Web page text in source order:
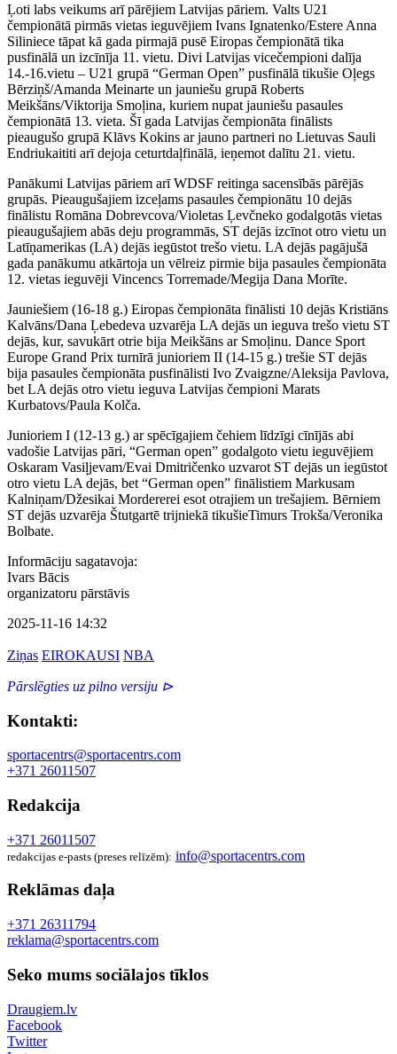
Ļoti labs veikums arī pārējiem Latvijas pāriem. Valts U21
čempionātā pirmās vietas ieguvējiem Ivans Ignatenko/Estere Anna
Siliniece tāpat kā gada pirmajā pusē Eiropas čempionātā tika
pusfinālā un izcīnīja 11. vietu. Divi Latvijas vicečempioni dalīja
14.-16.vietu – U21 grupā “German Open” pusfinālā tikušie Oļegs
Bērziņš/Amanda Meinarte un jauniešu grupā Roberts
Meikšāns/Viktorija Smoļina, kuriem nupat jauniešu pasaules
čempionātā 13. vieta. Šī gada Latvijas čempionāta finālists
pieaugušo grupā Klāvs Kokins ar jauno partneri no Lietuvas Sauli
Endriukaititi arī dejoja ceturtdaļfinālā, ieņemot dalītu 21. vietu.
Panākumi Latvijas pāriem arī WDSF reitinga sacensībās pārējās
grupās. Pieaugušajiem izceļams pasaules čempionātu 10 dejās
finālistu Romāna Dobrevcova/Violetas Ļevčneko godalgotās vietas
pieaugušajiem abās deju programmās, ST dejās izcīnot otro vietu un
Latīņamerikas (LA) dejās iegūstot trešo vietu. LA dejās pagājušā
gada panākumu atkārtoja un vēlreiz pirmie bija pasaules čempionāta
12. vietas ieguvēji Vincencs Torremade/Megija Dana Morīte.
Jauniešiem (16-18 g.) Eiropas čempionāta finālisti 10 dejās Kristiāns
Kalvāns/Dana Ļebedeva uzvarēja LA dejās un ieguva trešo vietu ST
dejās, kur, savukārt otrie bija Meikšāns ar Smoļinu. Dance Sport
Europe Grand Prix turnīrā junioriem II (14-15 g.) trešie ST dejās
bija pasaules čempionāta pusfinālisti Ivo Zvaigzne/Aleksija Pavlova,
bet LA dejās otro vietu ieguva Latvijas čempioni Marats
Kurbatovs/Paula Kolča.
Junioriem I (12-13 g.) ar spēcīgajiem čehiem līdzīgi cīnījās abi
vadošie Latvijas pāri, “German open” godalgoto vietu ieguvējiem
Oskaram Vasiļjevam/Evai Dmitričenko uzvarot ST dejās un iegūstot
otro vietu LA dejās, bet “German open” finālistiem Markusam
Kalniņam/Džesikai Mordererei esot otrajiem un trešajiem. Bērniem
ST dejās uzvarēja Štutgartē trijniekā tikušieTimurs Trokša/Veronika
Bolbate.
Informāciju sagatavoja:
Ivars Bācis
organizatoru pārstāvis
2025-11-16 14:32
Ziņas EIROKAUSI NBA
Pārslēgties uz pilno versiju ⊳
Kontakti:
sportacentrs@sportacentrs.com
+371 26011507
Redakcija
+371 26011507
redakcijas e-pasts (preses relīzēm): info@sportacentrs.com
Reklāmas daļa
+371 26311794
reklama@sportacentrs.com
Seko mums sociālajos tīklos
Draugiem.lv
Facebook
Twitter